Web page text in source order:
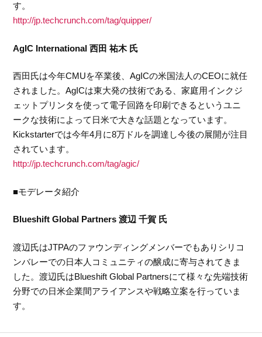
す。
http://jp.techcrunch.com/tag/quipper/
AgIC International 西田 祐木 氏
西田氏は今年CMUを卒業後、AgICの米国法人のCEOに就任
されました。AgICは東大発の技術である、家庭用インクジ
ェットプリンタを使って電子回路を印刷できるというユニ
ークな技術によって日米で大きな話題となっています。
Kickstarterでは今年4月に8万ドルを調達し今後の展開が注目
されています。
http://jp.techcrunch.com/tag/agic/
■モデレータ紹介
Blueshift Global Partners 渡辺 千賀 氏
渡辺氏はJTPAのファウンディングメンバーでもありシリコ
ンバレーでの日本人コミュニティの醸成に寄与されてきま
した。渡辺氏はBlueshift Global Partnersにて様々な先端技術
分野での日米企業間アライアンスや戦略立案を行っていま
す。